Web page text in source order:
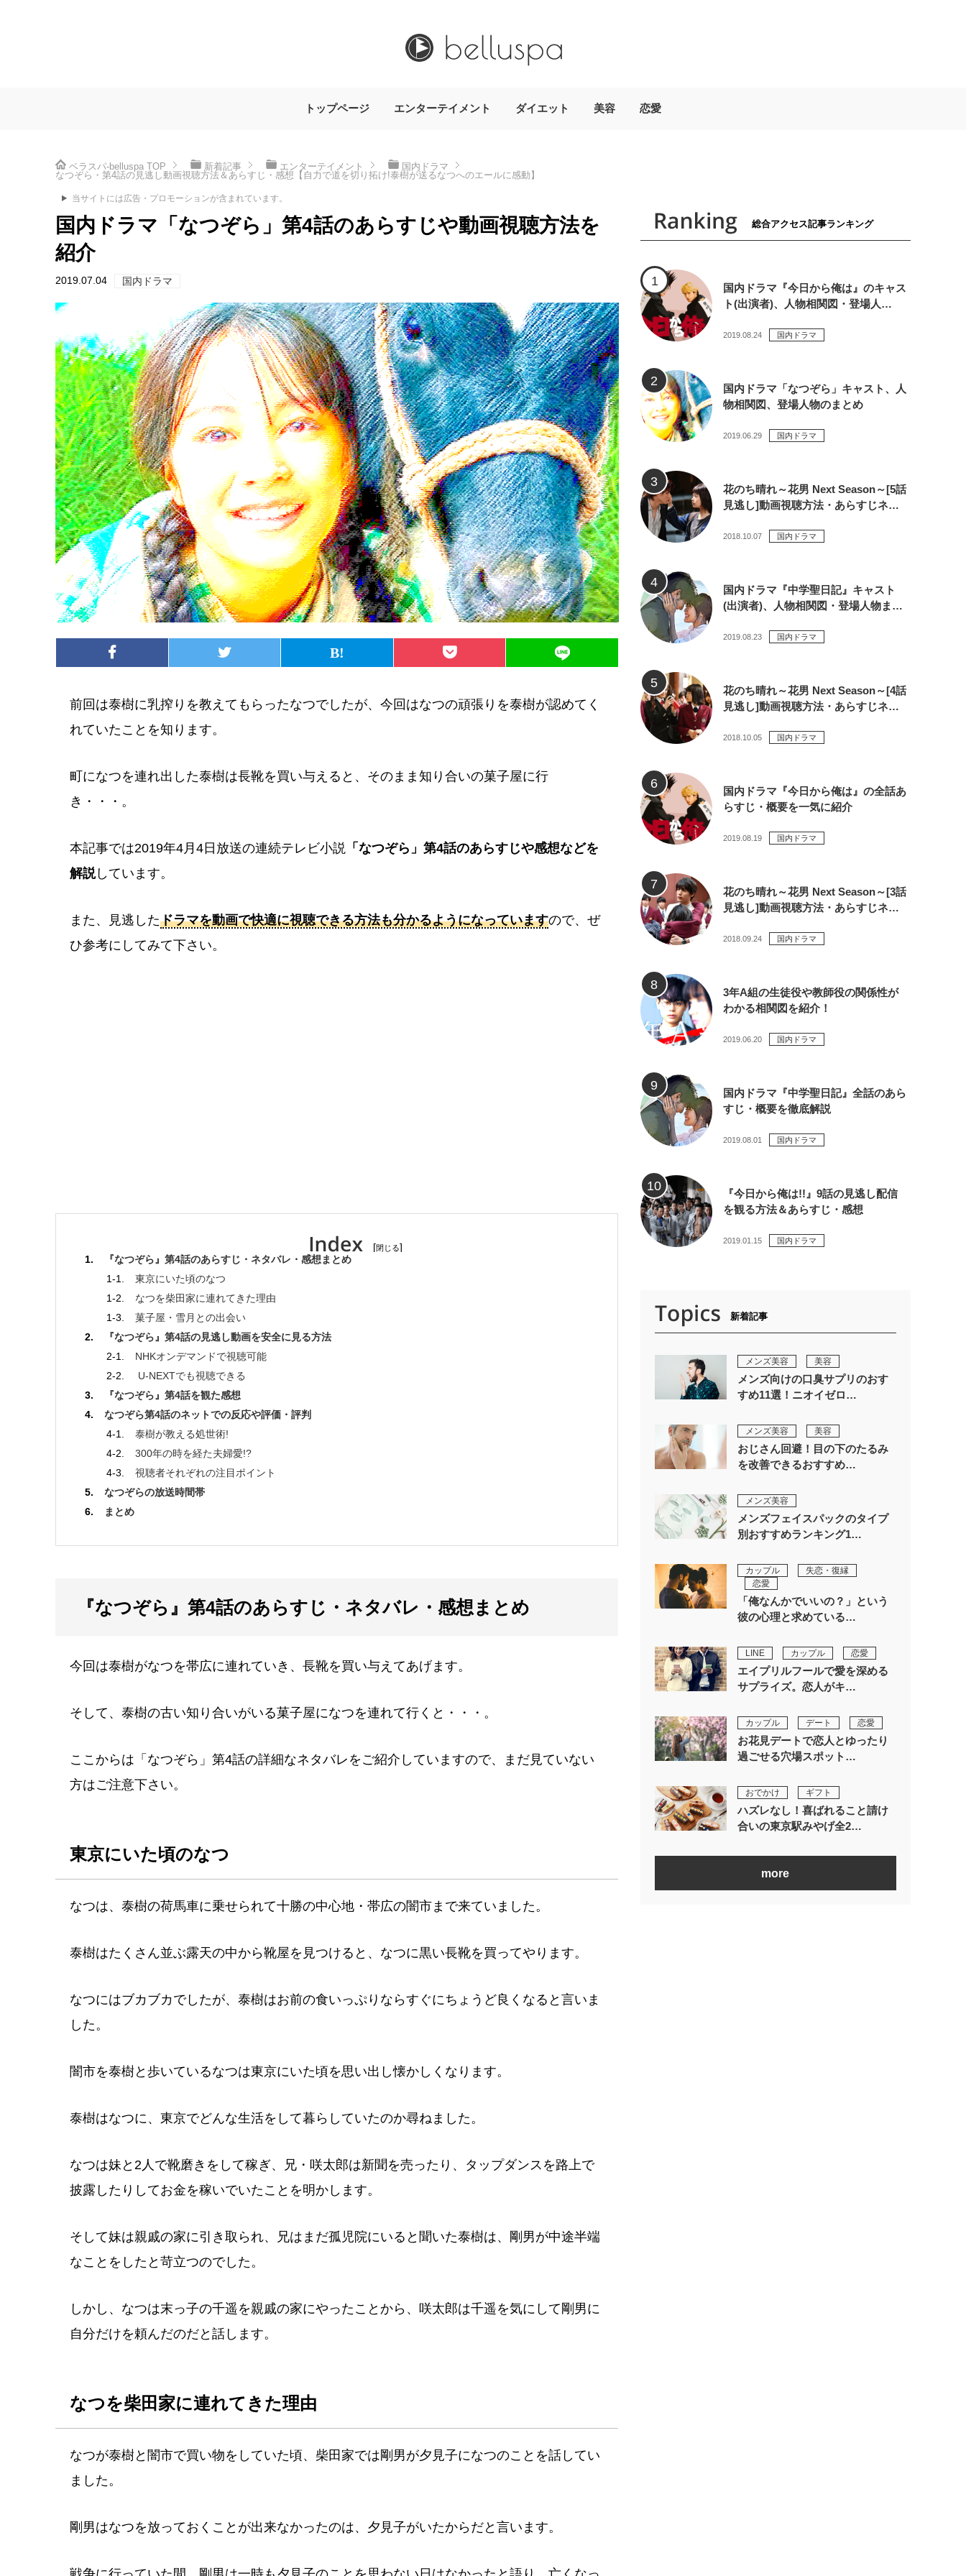
トップページ エンターテイメント ダイエット 美容 恋愛
ベラスパ-belluspa TOP 新着記事 エンターテイメント
国内ドラマ
なつぞら・第4話の見逃し動画視聴方法＆あらすじ・感想【自力で道を切り拓け!泰樹が送るなつへのエールに感動】
当サイトには広告・プロモーションが含まれています。
国内ドラマ「なつぞら」第4話のあらすじや動画視聴方法を
紹介
2019.07.04 国内ドラマ
前回は泰樹に乳搾りを教えてもらったなつでしたが、今回はなつの頑張りを泰樹が認めてく
れていたことを知ります。
町になつを連れ出した泰樹は長靴を買い与えると、そのまま知り合いの菓子屋に行
き・・・。
本記事では2019年4月4日放送の連続テレビ小説 「なつぞら」第4話のあらすじや感想などを
解説しています。
また、見逃したドラマを動画で快適に視聴できる方法も分かるようになっていますので、ぜ
ひ参考にしてみて下さい。
[
]
『なつぞら』第4話のあらすじ・ネタバレ・感想まとめ
東京にいた頃のなつ
なつを柴田家に連れてきた理由
菓子屋・雪月との出会い
『なつぞら』第4話の見逃し動画を安全に見る方法
NHKオンデマンドで視聴可能
U-NEXTでも視聴できる
『なつぞら』第4話を観た感想
なつぞら第4話のネットでの反応や評価・評判
泰樹が教える処世術!
300年の時を経た夫婦愛!?
視聴者それぞれの注目ポイント
なつぞらの放送時間帯
まとめ
『なつぞら』第4話のあらすじ・ネタバレ・感想まとめ
今回は泰樹がなつを帯広に連れていき、長靴を買い与えてあげます。
そして、泰樹の古い知り合いがいる菓子屋になつを連れて行くと・・・。
ここからは「なつぞら」第4話の詳細なネタバレをご紹介していますので、まだ見ていない
方はご注意下さい。
東京にいた頃のなつ
なつは、泰樹の荷馬車に乗せられて十勝の中心地・帯広の闇市まで来ていました。
泰樹はたくさん並ぶ露天の中から靴屋を見つけると、なつに黒い長靴を買ってやります。
なつにはブカブカでしたが、泰樹はお前の食いっぷりならすぐにちょうど良くなると言いま
した。
闇市を泰樹と歩いているなつは東京にいた頃を思い出し懐かしくなります。
泰樹はなつに、東京でどんな生活をして暮らしていたのか尋ねました。
なつは妹と2人で靴磨きをして稼ぎ、兄・咲太郎は新聞を売ったり、タップダンスを路上で
披露したりしてお金を稼いでいたことを明かします。
そして妹は親戚の家に引き取られ、兄はまだ孤児院にいると聞いた泰樹は、剛男が中途半端
なことをしたと苛立つのでした。
しかし、なつは末っ子の千遥を親戚の家にやったことから、咲太郎は千遥を気にして剛男に
自分だけを頼んだのだと話します。
なつを柴田家に連れてきた理由
なつが泰樹と闇市で買い物をしていた頃、柴田家では剛男が夕見子になつのことを話してい
ました。
剛男はなつを放っておくことが出来なかったのは、夕見子がいたからだと言います。
総合アクセス記事ランキング
国内ドラマ『今日から俺は』のキャス
ト(出演者)、人物相関図・登場人…
2019.08.24 国内ドラマ
国内ドラマ「なつぞら」キャスト、人
物相関図、登場人物のまとめ
2019.06.29 国内ドラマ
花のち晴れ～花男 Next Season～[5話
見逃し]動画視聴方法・あらすじネ…
2018.10.07 国内ドラマ
国内ドラマ『中学聖日記』キャスト
(出演者)、人物相関図・登場人物ま…
2019.08.23 国内ドラマ
花のち晴れ～花男 Next Season～[4話
見逃し]動画視聴方法・あらすじネ…
2018.10.05 国内ドラマ
国内ドラマ『今日から俺は』の全話あ
らすじ・概要を一気に紹介
2019.08.19 国内ドラマ
花のち晴れ～花男 Next Season～[3話
見逃し]動画視聴方法・あらすじネ…
2018.09.24 国内ドラマ
3年A組の生徒役や教師役の関係性が
わかる相関図を紹介！
2019.06.20 国内ドラマ
国内ドラマ『中学聖日記』全話のあら
すじ・概要を徹底解説
2019.08.01 国内ドラマ
『今日から俺は!!』9話の見逃し配信
を観る方法＆あらすじ・感想
2019.01.15 国内ドラマ
新着記事
メンズ美容 美容
メンズ向けの口臭サプリのおす
すめ11選！ニオイゼロ…
メンズ美容 美容
おじさん回避！目の下のたるみ
を改善できるおすすめ…
メンズ美容
メンズフェイスパックのタイプ
別おすすめランキング1…
カップル
失恋・復縁
恋愛
「俺なんかでいいの？」という
彼の心理と求めている…
LINE カップル 恋愛
エイプリルフールで愛を深める
サプライズ。恋人がキ…
カップル デート 恋愛
お花見デートで恋人とゆったり
過ごせる穴場スポット…
おでかけ ギフト
ハズレなし！喜ばれること請け
合いの東京駅みやげ全2…
more